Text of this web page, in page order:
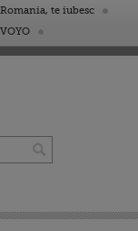
Romania, te iubesc
VOYO